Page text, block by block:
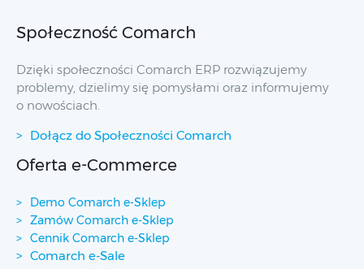
Społeczność Comarch
Dzięki społeczności Comarch ERP rozwiązujemy
problemy, dzielimy się pomysłami oraz informujemy
o nowościach.
Dołącz do Społeczności Comarch
Oferta e-Commerce
Demo Comarch e-Sklep
Zamów Comarch e-Sklep
Cennik Comarch e-Sklep
Comarch e-Sale